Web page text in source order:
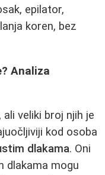
epilator,
koren, bez
Analiza
veliki broj njih je
kod osoba
dlakama. Oni
dlakama mogu